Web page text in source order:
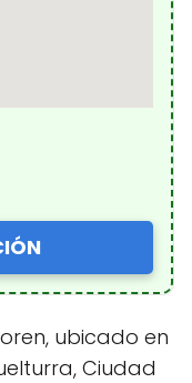
ubicado en
Ciudad